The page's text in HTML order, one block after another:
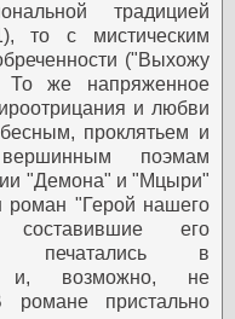
традицией
то с мистическим
("Выхожу
То же напряженное
и любви
проклятьем и
поэмам
"Демона" и "Мцыри"
роман "Герой нашего
составившие его
печатались в
и, возможно, не
романе пристально